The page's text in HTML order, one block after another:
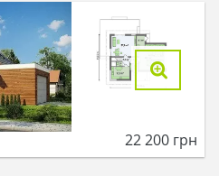
22 200 грн